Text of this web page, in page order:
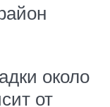
около
от